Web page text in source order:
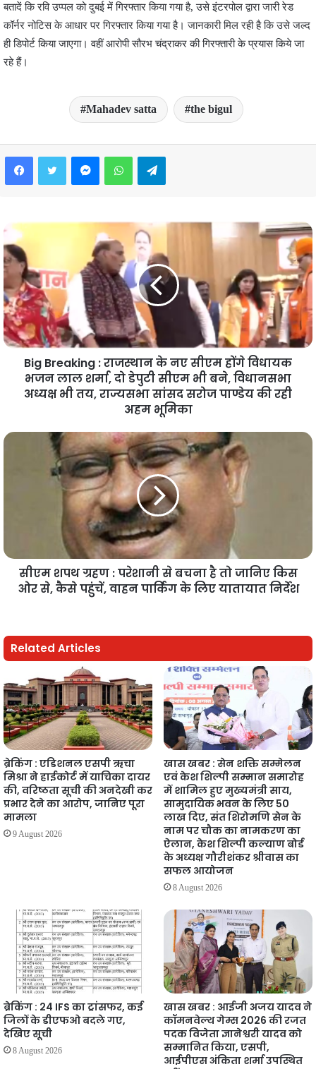
बतादें कि रवि उप्पल को दुबई में गिरफ्तार किया गया है, उसे इंटरपोल द्वारा जारी रेड
कॉर्नर नोटिस के आधार पर गिरफ्तार किया गया है। जानकारी मिल रही है कि उसे जल्द
ही डिपोर्ट किया जाएगा। वहीं आरोपी सौरभ चंद्राकर की गिरफ्तारी के प्रयास किये जा
रहे हैं।
Mahadev satta the bigul
FacebookTwitter MessengerWhatsAppTelegram
Big Breaking : राजस्थान के नए सीएम होंगे विधायक
भजन लाल शर्मा, दो डेपुटी सीएम भी बने, विधानसभा
अध्यक्ष भी तय, राज्यसभा सांसद सरोज पाण्डेय की रही
अहम भूमिका
सीएम शपथ ग्रहण : परेशानी से बचना है तो जानिए किस
ओर से, कैसे पहुंचें, वाहन पार्किंग के लिए यातायात निर्देश
Related Articles
ब्रेकिंग : एडिशनल एसपी ऋचा
मिश्रा ने हाईकोर्ट में याचिका दायर
की, वरिष्ठता सूची की अनदेखी कर
प्रभार देने का आरोप, जानिए पूरा
मामला
9 August 2026
खास खबर : सेन शक्ति सम्मेलन
एवं केश शिल्पी सम्मान समारोह
में शामिल हुए मुख्यमंत्री साय,
सामुदायिक भवन के लिए 50
लाख दिए, संत शिरोमणि सेन के
नाम पर चौक का नामकरण का
ऐलान, केश शिल्पी कल्याण बोर्ड
के अध्यक्ष गौरीशंकर श्रीवास का
सफल आयोजन
8 August 2026
ब्रेकिंग : 24 IFS का ट्रांसफर, कई
जिलों के डीएफओ बदले गए,
देखिए सूची
8 August 2026
खास खबर : आईजी अजय यादव ने
कॉमनवेल्थ गेम्स 2026 की रजत
पदक विजेता ज्ञानेश्वरी यादव को
सम्मानित किया, एसपी,
आईपीएस अंकिता शर्मा उपस्थित